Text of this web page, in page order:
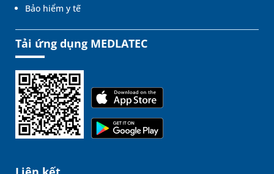
Bảo hiểm y tế
Tải ứng dụng MEDLATEC